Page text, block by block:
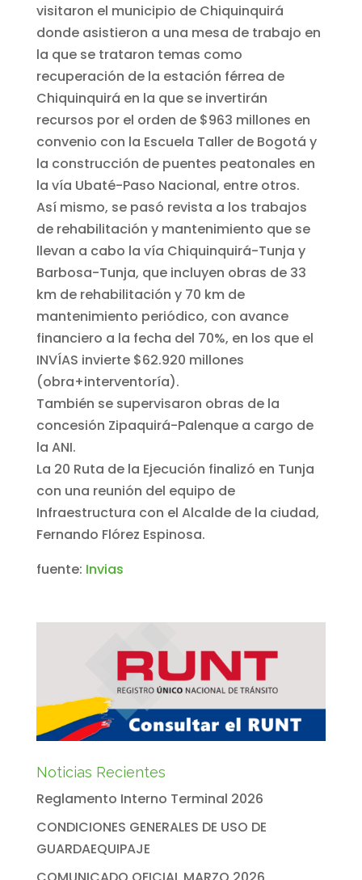
visitaron el municipio de Chiquinquirá
donde asistieron a una mesa de trabajo en
la que se trataron temas como
recuperación de la estación férrea de
Chiquinquirá en la que se invertirán
recursos por el orden de $963 millones en
convenio con la Escuela Taller de Bogotá y
la construcción de puentes peatonales en
la vía Ubaté-Paso Nacional, entre otros.
Así mismo, se pasó revista a los trabajos
de rehabilitación y mantenimiento que se
llevan a cabo la vía Chiquinquirá-Tunja y
Barbosa-Tunja, que incluyen obras de 33
km de rehabilitación y 70 km de
mantenimiento periódico, con avance
financiero a la fecha del 70%, en los que el
INVÍAS invierte $62.920 millones
(obra+interventoría).
También se supervisaron obras de la
concesión Zipaquirá-Palenque a cargo de
la ANI.
La 20 Ruta de la Ejecución finalizó en Tunja
con una reunión del equipo de
Infraestructura con el Alcalde de la ciudad,
Fernando Flórez Espinosa.
fuente: Invias
Noticias Recientes
Reglamento Interno Terminal 2026
CONDICIONES GENERALES DE USO DE
GUARDAEQUIPAJE